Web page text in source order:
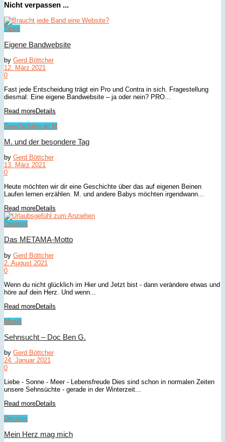
Nicht verpassen ...
Tipps
Eigene Bandwebsite
by Gerd Böttcher
12. März 2021
0
Fast jede Entscheidung trägt ein Pro und Contra in sich. Fragestellung
diesmal: Eine eigene Bandwebsite – ja oder nein? PRO...
Read moreDetails
Geschichten an M
M. und der besondere Tag
by Gerd Böttcher
13. März 2021
0
Heute möchten wir dir eine Geschichte über das auf eigenen Beinen
Laufen lernen erzählen. M. und andere Babys möchten irgendwann...
Read moreDetails
Designs
Das METAMA-Motto
by Gerd Böttcher
2. August 2021
0
Wenn du nicht glücklich im Hier und Jetzt bist - dann verändere etwas und
höre auf dein Herz. Und wenn...
Read moreDetails
Musik
Sehnsucht – Doc Ben G.
by Gerd Böttcher
24. Januar 2021
0
Liebe - Sonne - Meer - Lebensfreude Dies sind schon in normalen Zeiten
unsere Sehnsüchte - gerade in der Winterzeit...
Read moreDetails
Designs
Mein Herz mag mich